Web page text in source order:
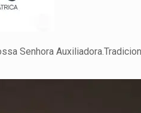
Senhora